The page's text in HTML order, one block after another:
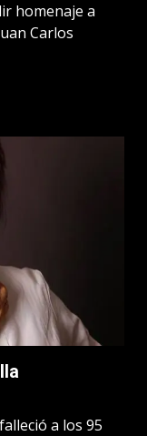
homenaje a
Carlos
a los 95